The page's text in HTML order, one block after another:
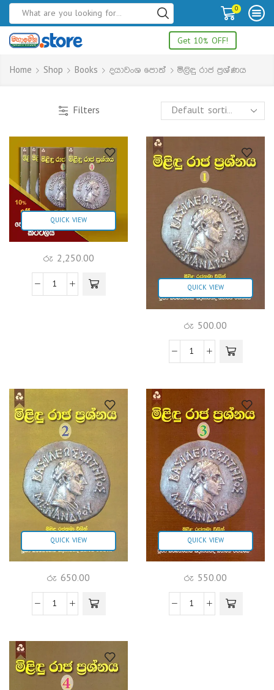
0
Get 10% OFF!
Home Shop Books දයාවංශ පොත් මිලිඳු රාජ ප්‍රශ්ණය
Filters
QUICK VIEW
රු 2,250.00
QUICK VIEW
රු 500.00
QUICK VIEW
රු 650.00
QUICK VIEW
රු 550.00